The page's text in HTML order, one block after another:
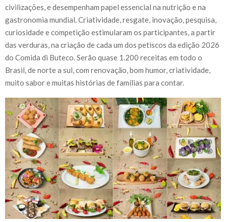
civilizações, e desempenham papel essencial na nutrição e na
gastronomia mundial. Criatividade, resgate, inovação, pesquisa,
curiosidade e competição estimularam os participantes, a partir
das verduras, na criação de cada um dos petiscos da edição 2026
do Comida di Buteco. Serão quase 1.200 receitas em todo o
Brasil, de norte a sul, com renovação, bom humor, criatividade,
muito sabor e muitas histórias de famílias para contar.